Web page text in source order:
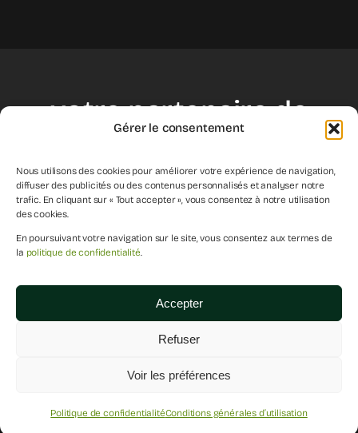
Gérer le consentement
Nous utilisons des cookies pour améliorer votre expérience de navigation,
diffuser des publicités ou des contenus personnalisés et analyser notre
trafic. En cliquant sur « Tout accepter », vous consentez à notre utilisation
des cookies.
En poursuivant votre navigation sur le site, vous consentez aux termes de
la politique de confidentialité.
Accepter
Refuser
Voir les préférences
Politique de confidentialitéConditions générales d’utilisation
votre partenaire de
2026 - Agence Le Bon Plan - Tous droits réservés 2026